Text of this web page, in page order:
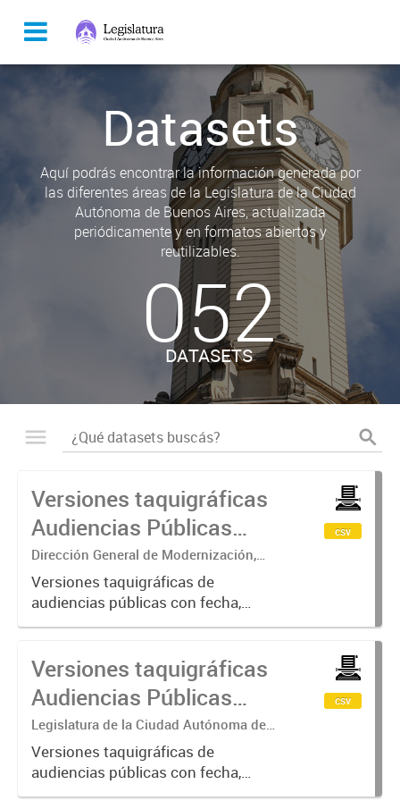
Datasets
Aquí podrás encontrar la información generada por
las diferentes áreas de la Legislatura de la Ciudad
Autónoma de Buenos Aires, actualizada
periódicamente y en formatos abiertos y
reutilizables.
052
DATASETS
Versiones taquigráficas
Audiencias Públicas
2021
Dirección General de Modernización,
Sustentabilidad y Fortalecimiento
Institucional
Versiones taquigráficas de
audiencias públicas con fecha,
título de la audiencia, tipo y link
csv
Versiones taquigráficas
Audiencias Públicas
2019-2020
Legislatura de la Ciudad Autónoma de
Buenos Aires
Versiones taquigráficas de
audiencias públicas con fecha,
título de la audiencia, tipo, y link
csv